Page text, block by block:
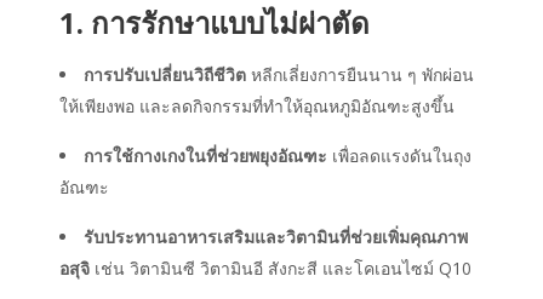
1. การรักษาแบบไม่ผ่าตัด
การปรับเปลี่ยนวิถีชีวิต หลีกเลี่ยงการยืนนาน ๆ พักผ่อน
ให้เพียงพอ และลดกิจกรรมที่ทำให้อุณหภูมิอัณฑะสูงขึ้น
การใช้กางเกงในที่ช่วยพยุงอัณฑะ เพื่อลดแรงดันในถุง
อัณฑะ
รับประทานอาหารเสริมและวิตามินที่ช่วยเพิ่มคุณภาพ
อสุจิ เช่น วิตามินซี วิตามินอี สังกะสี และโคเอนไซม์ Q10